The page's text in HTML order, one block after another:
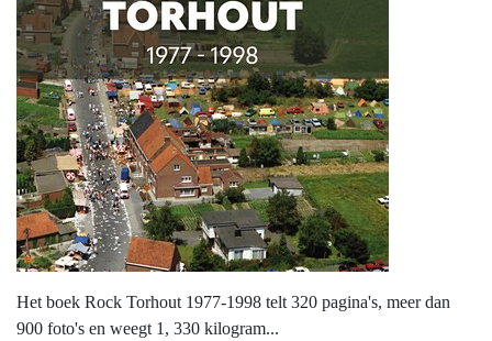
Het boek Rock Torhout 1977-1998 telt 320 pagina's, meer dan
900 foto's en weegt 1, 330 kilogram...